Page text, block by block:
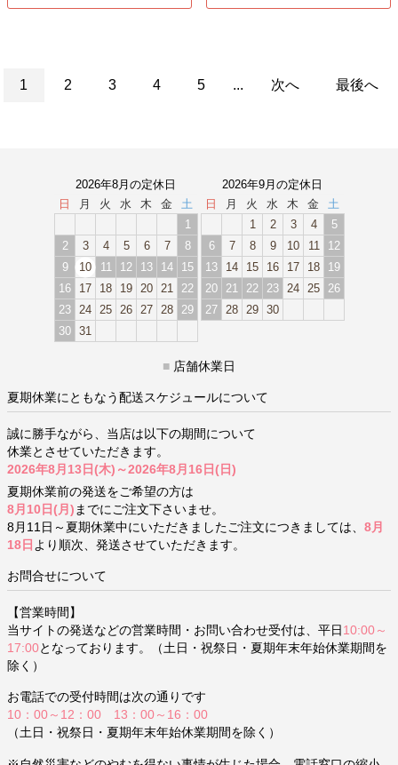
1 2 3 4 5 ... 次へ 最後へ
2026年8月の定休日
日
月 火 水 木 金
土
1
2
3 4 5 6 7
8
9
10 11 12 13 14
15
16
17 18 19 20 21
22
23 24 25 26 27 28
29
30 31
2026年9月の定休日
日
月 火 水 木 金
土
1
2 3 4
5
6
7 8 9 10 11
12
13
14 15 16 17 18
19
20
21 22 23 24 25
26
27 28 29 30
■ 店舗休業日
夏期休業にともなう配送スケジュールについて
誠に勝手ながら、当店は以下の期間について
休業とさせていただきます。
2026年8月13日(木)～2026年8月16日(日)
夏期休業前の発送をご希望の方は
8月10日(月) までにご注文下さいませ。
8月11日～夏期休業中にいただきましたご注文につきましては、 8月
18日 より順次、発送させていただきます。
お問合せについて
【営業時間】
当サイトの発送などの営業時間・お問い合わせ受付は、平日 10:00～
17:00となっております。（土日・祝祭日・夏期年末年始休業期間を
除く）
お電話での受付時間は次の通りです
10：00～12：00 13：00～16：00
（土日・祝祭日・夏期年末年始休業期間を除く）